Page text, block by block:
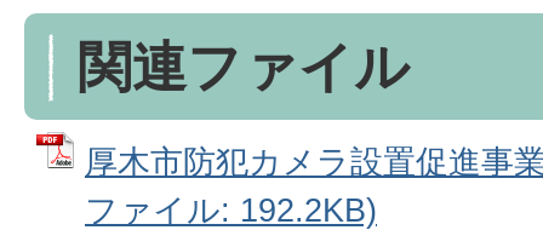
関連ファイル
厚木市防犯カメラ設置促進事
ファイル: 192.2KB)